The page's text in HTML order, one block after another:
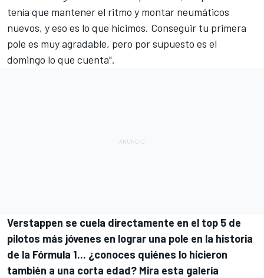
tenía que mantener el ritmo y montar neumáticos
nuevos, y eso es lo que hicimos. Conseguir tu primera
pole es muy agradable, pero por supuesto es el
domingo lo que cuenta".
Verstappen se cuela directamente en el top 5 de
pilotos más jóvenes en lograr una pole en la historia
de la Fórmula 1... ¿conoces quiénes lo hicieron
también a una corta edad? Mira esta galería